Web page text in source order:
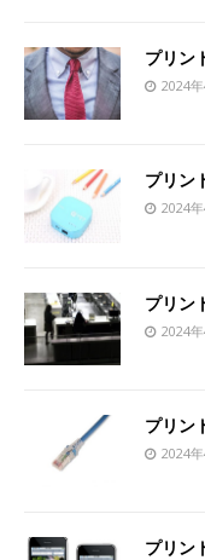
プリン
2024
プリン
2024
プリン
2024
プリン
2024
プリン